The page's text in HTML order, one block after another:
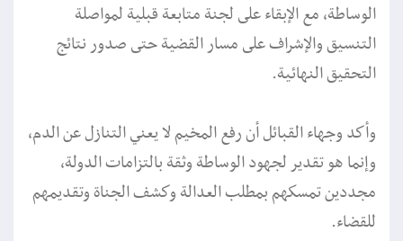
الوساطة، مع الإبقاء على لجنة متابعة قبلية لمواصلة
التنسيق والإشراف على مسار القضية حتى صدور نتائج
التحقيق النهائية.
وأكد وجهاء القبائل أن رفع المخيم لا يعني التنازل عن الدم،
وإنما هو تقدير لجهود الوساطة وثقة بالتزامات الدولة،
مجددين تمسكهم بمطلب العدالة وكشف الجناة وتقديمهم
للقضاء.